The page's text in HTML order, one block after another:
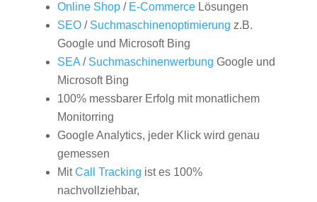
Online Shop/ E-CommerceLösungen
SEO/ Suchmaschinenoptimierung z.B.
Google und Microsoft Bing
SEA/ Suchmaschinenwerbung Google und
Microsoft Bing
100% messbarer Erfolg mit monatlichem
Monitorring
Google Analytics, jeder Klick wird genau
gemessen
MitCall Tracking ist es 100%
nachvollziehbar,